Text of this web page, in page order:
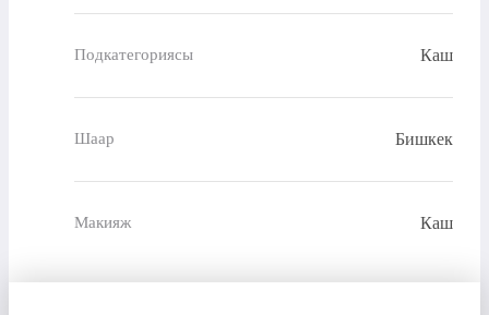
Подкатегориясы Каш
Шаар Бишкек
Макияж Каш